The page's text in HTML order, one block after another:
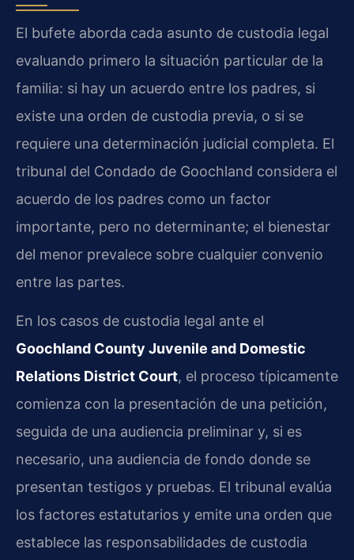
El bufete aborda cada asunto de custodia legal
evaluando primero la situación particular de la
familia: si hay un acuerdo entre los padres, si
existe una orden de custodia previa, o si se
requiere una determinación judicial completa. El
tribunal del Condado de Goochland considera el
acuerdo de los padres como un factor
importante, pero no determinante; el bienestar
del menor prevalece sobre cualquier convenio
entre las partes.
En los casos de custodia legal ante el
Goochland County Juvenile and Domestic
Relations District Court, el proceso típicamente
comienza con la presentación de una petición,
seguida de una audiencia preliminar y, si es
necesario, una audiencia de fondo donde se
presentan testigos y pruebas. El tribunal evalúa
los factores estatutarios y emite una orden que
establece las responsabilidades de custodia